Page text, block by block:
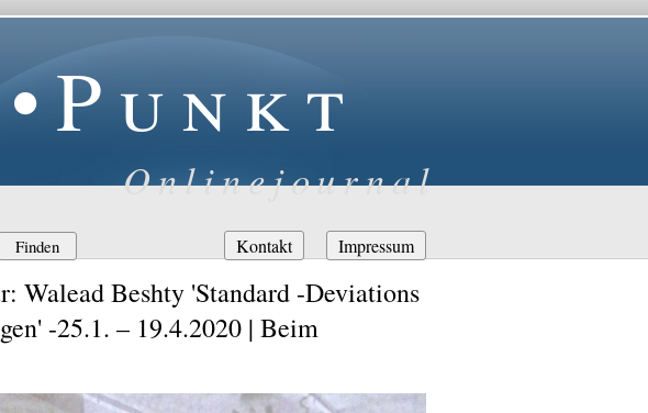
Onlinejournal
Navigation
überspringen
Kontakt Impressum
Walead Beshty 'Standard -Deviations
-25.1. – 19.4.2020 | Beim